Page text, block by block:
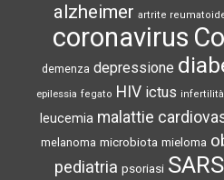
alzheimer artrite
coronavirus
demenza depressione
epilessia fegato HIV ictus infertilità
leucemia malattie
melanoma microbiota mieloma
pediatria psoriasi